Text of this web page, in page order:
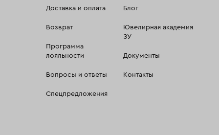
Доставка и оплата
Возврат
Программа
лояльности
Вопросы и ответы
Спецпредложения
Блог
Ювелирная академия
ЗУ
Документы
Контакты